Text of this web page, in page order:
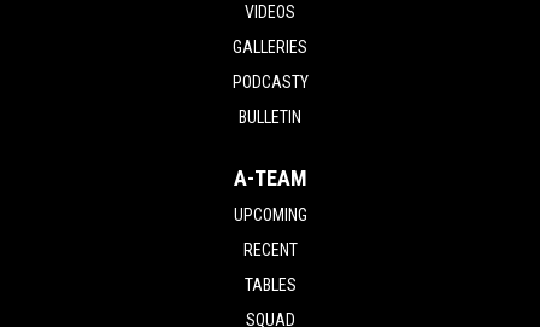
VIDEOS
GALLERIES
PODCASTY
BULLETIN
A-TEAM
UPCOMING
RECENT
TABLES
SQUAD